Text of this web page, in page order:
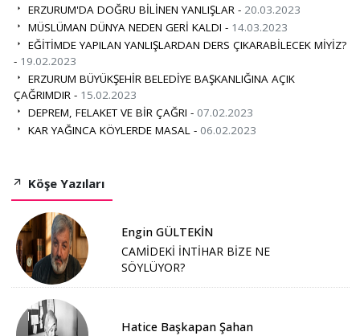
ERZURUM'DA DOĞRU BİLİNEN YANLIŞLAR - 20.03.2023
MÜSLÜMAN DÜNYA NEDEN GERİ KALDI - 14.03.2023
EĞİTİMDE YAPILAN YANLIŞLARDAN DERS ÇIKARABİLECEK MİYİZ?
- 19.02.2023
ERZURUM BÜYÜKŞEHİR BELEDİYE BAŞKANLIĞINA AÇIK
ÇAĞRIMDIR - 15.02.2023
DEPREM, FELAKET VE BİR ÇAĞRI - 07.02.2023
KAR YAĞINCA KÖYLERDE MASAL - 06.02.2023
Köşe Yazıları
Engin GÜLTEKİN
CAMİDEKİ İNTİHAR BİZE NE
SÖYLÜYOR?
Hatice Başkapan Şahan